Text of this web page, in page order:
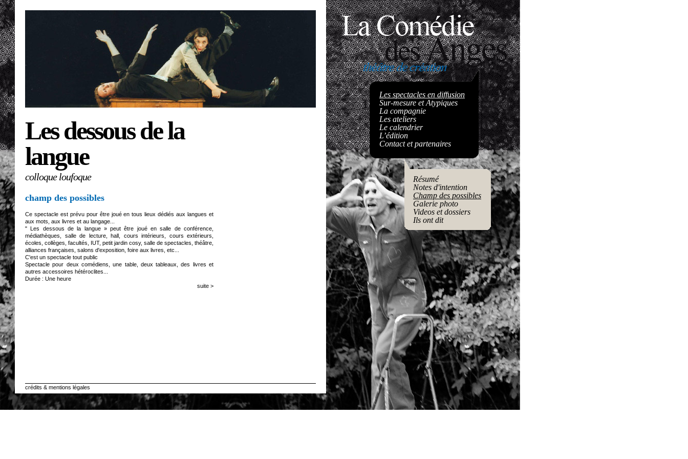
Les dessous de la
langue
colloque loufoque
champ des possibles
Ce spectacle est prévu pour être joué en tous lieux dédiés aux langues et
aux mots, aux livres et au langage...
" Les dessous de la langue » peut être joué en salle de conférence,
médiathèques, salle de lecture, hall, cours intérieurs, cours extérieurs,
écoles, collèges, facultés, IUT, petit jardin cosy, salle de spectacles, théâtre,
alliances françaises, salons d'exposition, foire aux livres, etc...
C'est un spectacle tout public
Spectacle pour deux comédiens, une table, deux tableaux, des livres et
autres accessoires hétéroclites...
Durée : Une heure
suite >
crédits & mentions légales
Les spectacles en diffusion
Sur-mesure et Atypiques
La compagnie
Les ateliers
Le calendrier
L’édition
Contact et partenaires
Résumé
Notes d'intention
Champ des possibles
Galerie photo
Videos et dossiers
Ils ont dit